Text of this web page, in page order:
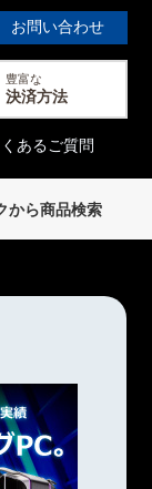
お問い合わせ
豊富な
決済方法
あるご質問
から商品検索